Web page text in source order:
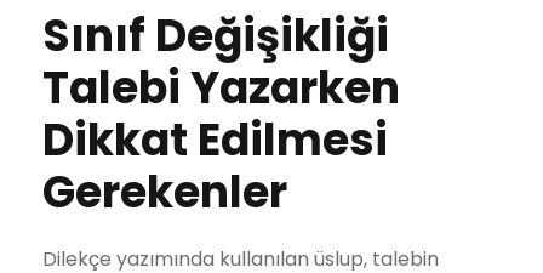
Sınıf Değişikliği
Talebi Yazarken
Dikkat Edilmesi
Gerekenler
Dilekçe yazımında kullanılan üslup, talebin